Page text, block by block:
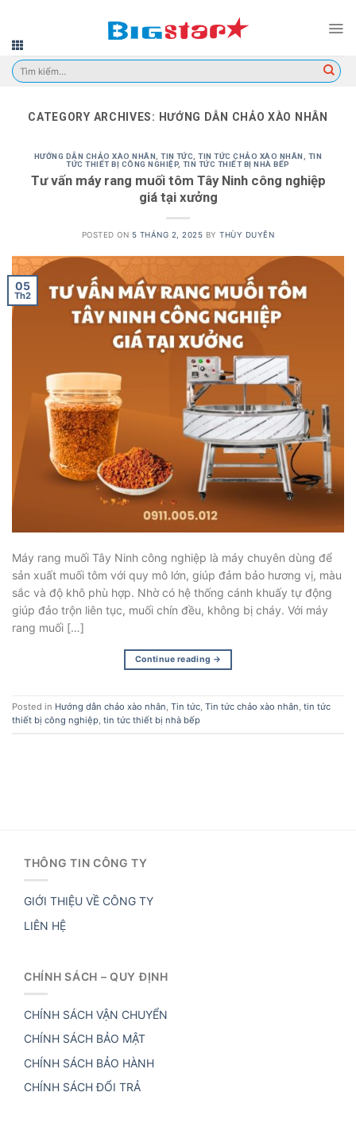
content
Tìm
kiếm:
CATEGORY ARCHIVES: HƯỚNG DẪN CHẢO XÀO NHÂN
HƯỚNG DẪN CHẢO XÀO NHÂN ,TIN TỨC ,TIN TỨC CHẢO XÀO NHÂN
TIN
TỨC THIẾT BỊ CÔNG NGHIỆP, TIN TỨC THIẾT BỊ NHÀ BẾP
Tư vấn máy rang muối tôm Tây Ninh công nghiệp
giá tại xưởng
POSTED ON 5 THÁNG 2, 2025 BYTHÙY DUYÊN
05
Th2
Máy rang muối Tây Ninh công nghiệp là máy chuyên dùng để
sản xuất muối tôm với quy mô lớn, giúp đảm bảo hương vị, màu
sắc và độ khô phù hợp. Nhờ có hệ thống cánh khuấy tự động
giúp đảo trộn liên tục, muối chín đều, không bị cháy. Với máy
rang muối […]
Continue reading →
Posted in Hướng dẫn chảo xào nhân, Tin tức, Tin tức chảo xào nhân, tin tức
thiết bị công nghiệp, tin tức thiết bị nhà bếp
THÔNG TIN CÔNG TY
GIỚI THIỆU VỀ CÔNG TY
LIÊN HỆ
CHÍNH SÁCH – QUY ĐỊNH
CHÍNH SÁCH VẬN CHUYỂN
CHÍNH SÁCH BẢO MẬT
CHÍNH SÁCH BẢO HÀNH
CHÍNH SÁCH ĐỔI TRẢ